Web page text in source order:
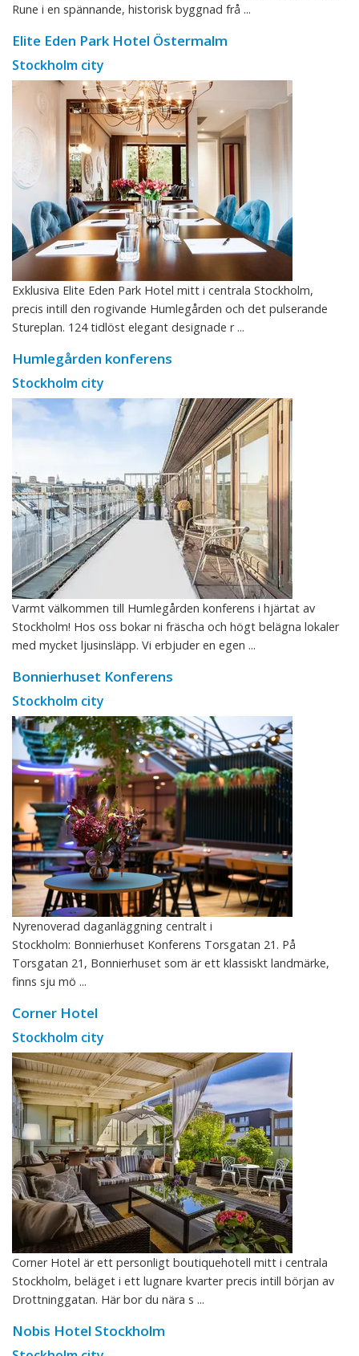
Rune i en spännande, historisk byggnad frå ...
Elite Eden Park Hotel Östermalm
Stockholm city
Exklusiva Elite Eden Park Hotel mitt i centrala Stockholm,
precis intill den rogivande Humlegården och det pulserande
Stureplan. 124 tidlöst elegant designade r ...
Humlegården konferens
Stockholm city
Varmt välkommen till Humlegården konferens i hjärtat av
Stockholm! Hos oss bokar ni fräscha och högt belägna lokaler
med mycket ljusinsläpp. Vi erbjuder en egen ...
Bonnierhuset Konferens
Stockholm city
Nyrenoverad daganläggning centralt i
Stockholm: Bonnierhuset Konferens Torsgatan 21. På
Torsgatan 21, Bonnierhuset som är ett klassiskt landmärke,
finns sju mö ...
Corner Hotel
Stockholm city
Corner Hotel är ett personligt boutiquehotell mitt i centrala
Stockholm, beläget i ett lugnare kvarter precis intill början av
Drottninggatan. Här bor du nära s ...
Nobis Hotel Stockholm